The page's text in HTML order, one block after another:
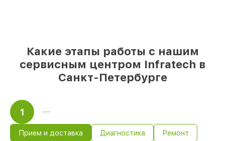
Какие этапы работы с нашим
сервисным центром Infratech в
Санкт-Петербурге
1
Прием и доставка Диагностика Ремонт